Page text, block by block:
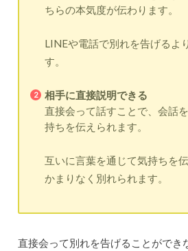
ちらの本気度が伝わります。
LINEや電話で別れを告げるよ
す。
相手に直接説明できる
直接会って話すことで、会話
持ちを伝えられます。
互いに言葉を通じて気持ちを
かまりなく別れられます。
直接会って別れを告げることができ